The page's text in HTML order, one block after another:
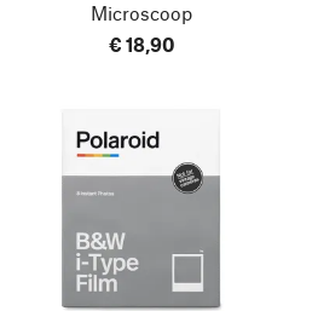
Microscoop
€ 18,90